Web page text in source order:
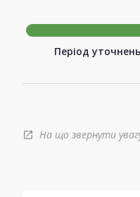
Період уточнень
open_in_new На що звернути